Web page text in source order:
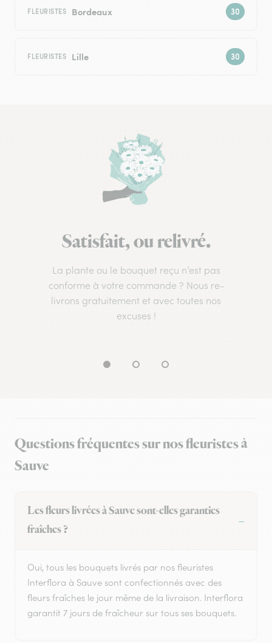
FLEURISTES Bordeaux
FLEURISTES Lille
Satisfait, ou relivré.
La plante ou le bouquet reçu n’est pas
conforme à votre commande ? Nous re-
livrons gratuitement et avec toutes nos
excuses !
Questions fréquentes sur nos fleuristes à
Sauve
Les fleurs livrées à Sauve sont-elles garanties
fraîches ?
Oui, tous les bouquets livrés par nos fleuristes
Interflora à Sauve sont confectionnés avec des
fleurs fraîches le jour même de la livraison. Interflora
garantit 7 jours de fraîcheur sur tous ses bouquets.